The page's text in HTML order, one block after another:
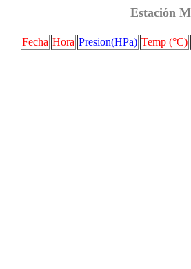
Estación
Fecha Hora Presion(HPa) Temp (°C)